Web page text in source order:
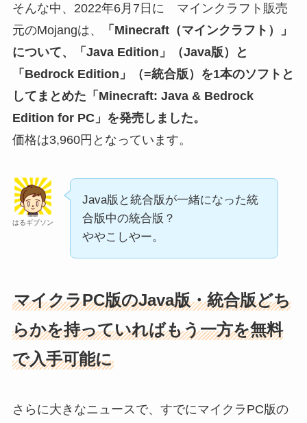
そんな中、2022年6月7日に マインクラフト販売
元のMojangは、
「Minecraft（マインクラフト）」
について、「Java Edition」（Java版）と
「Bedrock Edition」（=統合版）を1本のソフトと
してまとめた「Minecraft: Java & Bedrock
Edition for PC」を発売しました。
価格は3,960円となっています。
はるギブソン
Java版と統合版が一緒になった統
合版中の統合版？
ややこしやー。
マイクラPC版のJava版・統合版どち
らかを持っていればもう一方を無料
で入手可能に
さらに大きなニュースで、すでにマイクラPC版の